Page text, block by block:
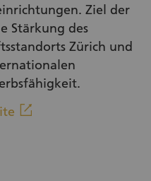
Ziel der
Stärkung des
Zürich und
linkout